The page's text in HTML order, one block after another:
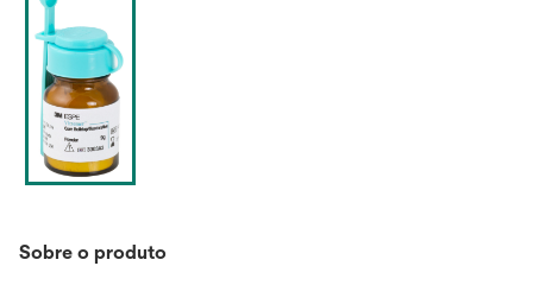
Sobre o produto